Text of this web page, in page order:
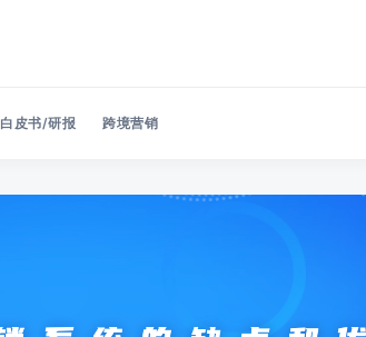
白皮书/研报 跨境营销